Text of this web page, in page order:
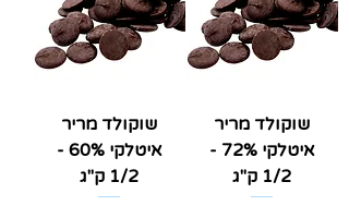
שוקולד מריר
איטלקי 72% -
1/2 ק"ג
שוקולד מריר
איטלקי 60% -
1/2 ק"ג